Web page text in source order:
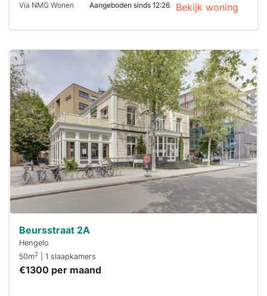
Via NMG Wonen Aangeboden sinds 12:26 Bekijk woning
waarschijnlijk
al verhuurd
Om kans te
maken moet je
binnen 15
minuten
reageren.
Stekkies helpt
je hierbij!
Beursstraat 2A
Hengelo
50m2 | 1 slaapkamers
€1300 per maand